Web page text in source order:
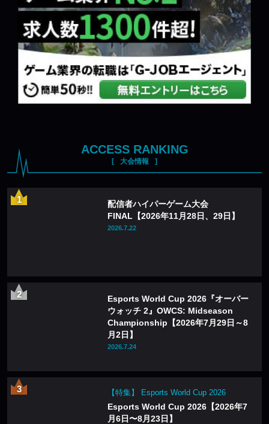
ACCESS RANKING
大会情報
配信者ハイパーゲーム大会
FINAL【2026年11月28日、29日】
2026.7.22
Esports World Cup 2026『オーバー
ウォッチ 2』OWCS: Midseason
Championship【2026年7月29日～8
月2日】
2026.7.24
【特集】 Esports World Cup 2026
Esports World Cup 2026【2026年7
月6日〜8月23日】